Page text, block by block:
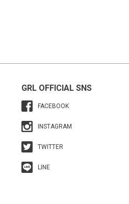
GRL OFFICIAL SNS
FACEBOOK
INSTAGRAM
TWITTER
LINE